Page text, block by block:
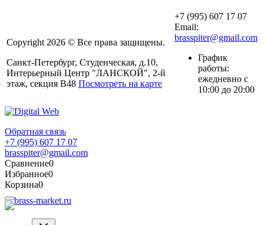
Copyright 2026 © Все права защищены.
Санкт-Петербург, Студенческая, д.10,
Интерьерный Центр "ЛАНСКОЙ", 2-й
этаж, секция В48 Посмотреть на карте
+7 (995) 607 17 07
Email:
brasspiter@gmail.com
График
работы:
ежедневно с
10:00 до 20:00
Обратная связь
+7 (995) 607 17 07
brasspiter@gmail.com
Сравнение0
Избранное0
Корзина0